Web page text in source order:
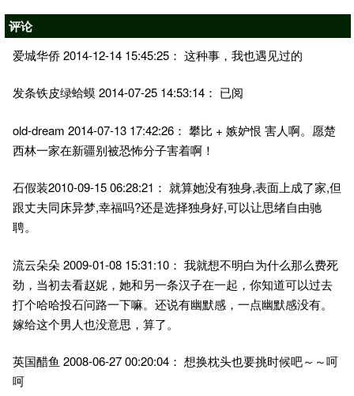
评论
爱城华侨 2014-12-14 15:45:25 ： 这种事，我也遇见过的
发条铁皮绿蛤蟆 2014-07-25 14:53:14 ： 已阅
old-dream 2014-07-13 17:42:26 ： 攀比 + 嫉妒恨 害人啊。愿楚
西林一家在新疆别被恐怖分子害着啊！
石假装2010-09-15 06:28:21 ： 就算她没有独身,表面上成了家,但
跟丈夫同床异梦,幸福吗?还是选择独身好,可以让思绪自由驰
聘。
流云朵朵 2009-01-08 15:31:10 ： 我就想不明白为什么那么费死
劲，当初去看赵妮，她和另一条汉子在一起，你知道可以过去
打个哈哈投石问路一下嘛。还说有幽默感，一点幽默感没有。
嫁给这个男人也没意思，算了。
英国醋鱼 2008-06-27 00:20:04 ： 想换枕头也要挑时候吧～～呵
呵